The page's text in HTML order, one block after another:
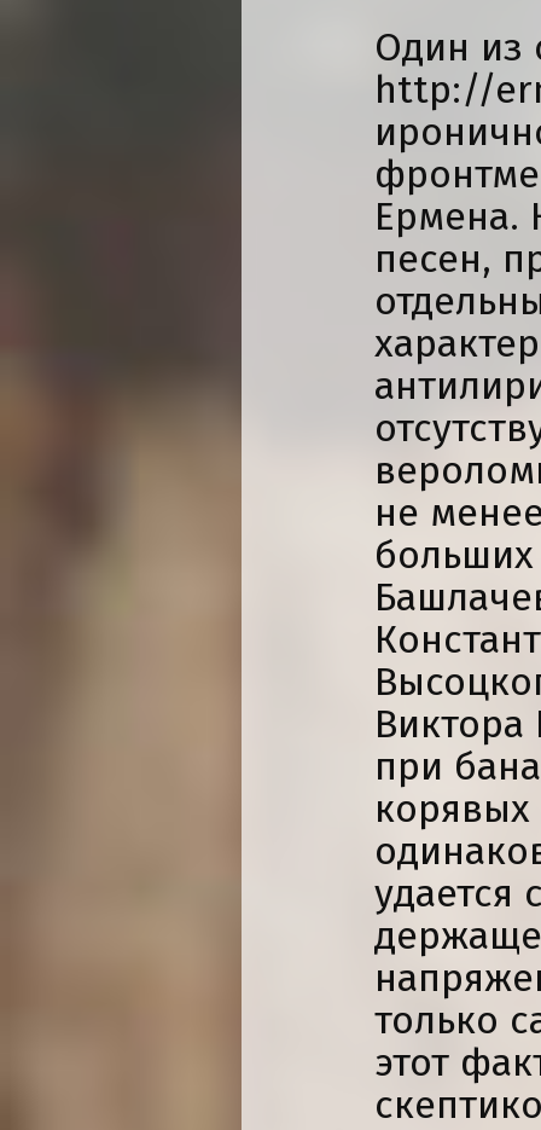
Один из
http://
Ермена.
песен,
не
больших
при
удается
только
этот